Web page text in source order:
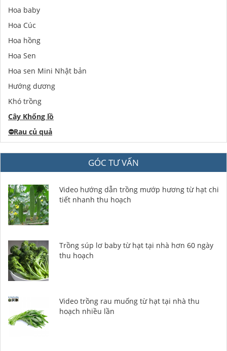
Hoa baby
Hoa Cúc
Hoa hồng
Hoa Sen
Hoa sen Mini Nhật bản
Hướng dương
Khó trồng
Cây Khổng lồ
⛔️Rau củ quả
GÓC TƯ VẤN
Video hướng dẫn trồng mướp hương từ hạt chi
tiết nhanh thu hoạch
Trồng súp lơ baby từ hạt tại nhà hơn 60 ngày
thu hoạch
Video trồng rau muống từ hạt tại nhà thu
hoạch nhiều lần